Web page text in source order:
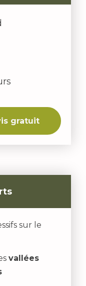
gratuit
sur le
vallées